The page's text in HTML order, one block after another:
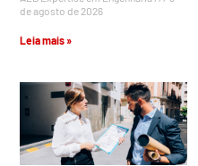
de agosto de 2026
Leia mais »